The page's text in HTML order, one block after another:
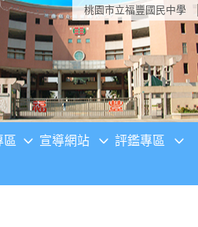
桃園市立福豐國民中學
區 宣導網站 評鑑專區